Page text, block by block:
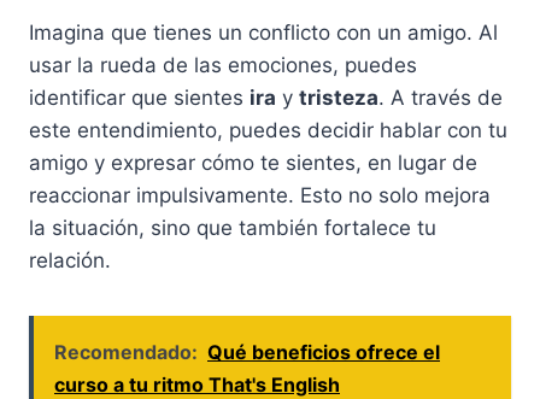
Imagina que tienes un conflicto con un amigo. Al
usar la rueda de las emociones, puedes
identificar que sientes ira y tristeza. A través de
este entendimiento, puedes decidir hablar con tu
amigo y expresar cómo te sientes, en lugar de
reaccionar impulsivamente. Esto no solo mejora
la situación, sino que también fortalece tu
relación.
Recomendado: Qué beneficios ofrece el
curso a tu ritmo That's English